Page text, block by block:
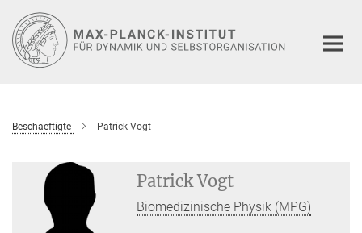
Hauptinhalt
Beschaeftigte Patrick Vogt
Patrick Vogt
Biomedizinische Physik (MPG)